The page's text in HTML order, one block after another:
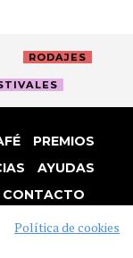
RODAJES
PREMIOS
AYUDAS
CONTACTO
COOKIES
Política de cookies